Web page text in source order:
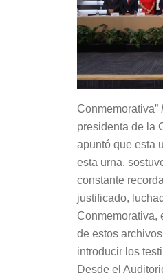
Conmemorativa”
presidenta de la
apuntó que esta
esta urna,
constante
justificado,
Conmemorativa,
de estos
introducir los
Desde el